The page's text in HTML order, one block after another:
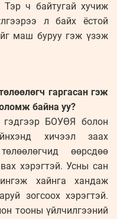
Тэр ч байтугай хучиж
л байх ёстой
маш буруу гэж үзэж
гаргасан гэж
байна уу?
БОУӨЯ болон
хичээл заах
өөрсдөө
хэрэгтэй. Усны сан
хайнга хандаж
зогсоох хэрэгтэй.
тооны үйлчилгээний